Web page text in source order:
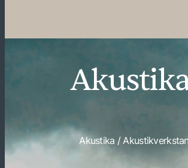
Akustika /